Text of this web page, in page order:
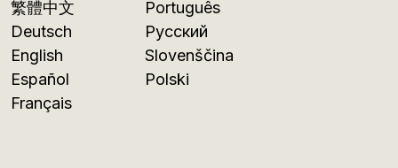
繁體中文
Deutsch
English
Español
Français
Português
Русский
Slovenščina
Polski